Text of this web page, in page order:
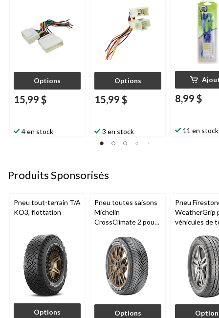
Options
15,99 $
4 en stock
1974 à aujourd’hui
Options
15,99 $
3 en stock
8,99 $
11 en stock
Produits Sponsorisés
Pneu tout-terrain T/A
KO3, flottation
Options
Pneu toutes saisons
Michelin
CrossClimate 2 pour
et multisegments
Options
Pneu
WeatherGrip
véhicules de